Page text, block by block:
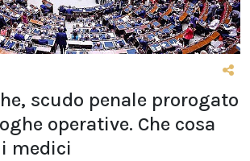
scudo penale prorogato
operative. Che cosa
medici